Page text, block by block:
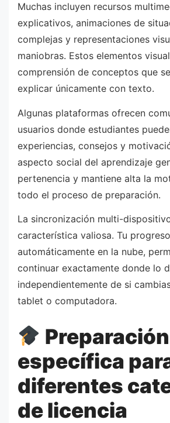
Muchas incluyen recursos
explicativos, animaciones de
complejas y representaciones
maniobras. Estos elementos
comprensión de conceptos que
explicar únicamente con texto.
Algunas plataformas ofrecen
usuarios donde estudiantes
experiencias, consejos y
aspecto social del aprendizaje
pertenencia y mantiene alta la
todo el proceso de preparación.
La sincronización multi-
característica valiosa. Tu
automáticamente en la nube,
continuar exactamente donde lo
independientemente de si
tablet o computadora.
Preparación
específica
diferentes
de licencia